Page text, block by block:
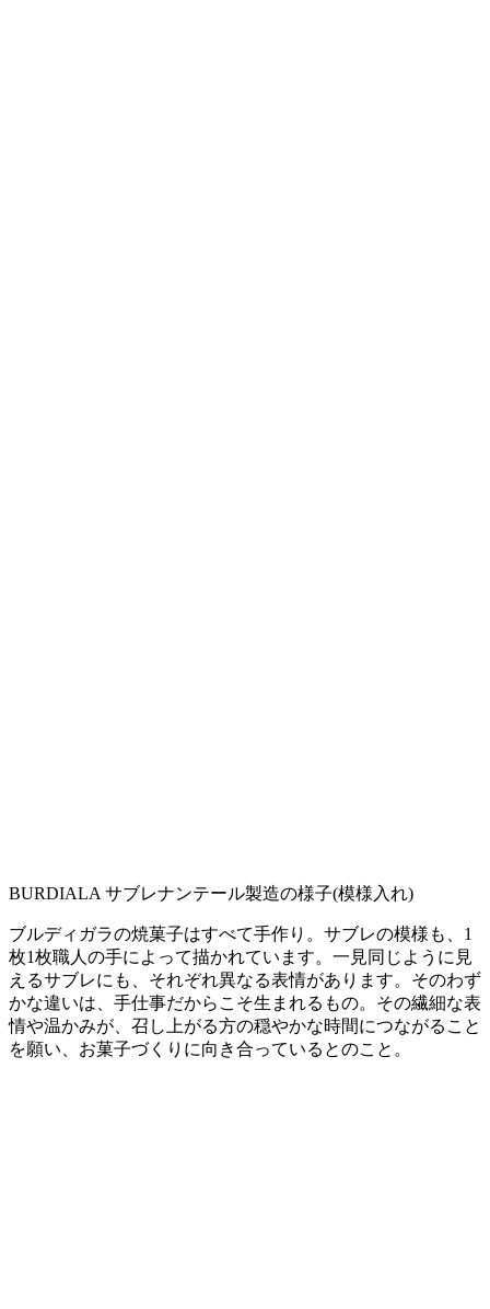
BURDIALA サブレナンテール製造の様子(模様入れ)
ブルディガラの焼菓子はすべて手作り。サブレの模様も、1
枚1枚職人の手によって描かれています。一見同じように見
えるサブレにも、それぞれ異なる表情があります。そのわず
かな違いは、手仕事だからこそ生まれるもの。その繊細な表
情や温かみが、召し上がる方の穏やかな時間につながること
を願い、お菓子づくりに向き合っているとのこと。